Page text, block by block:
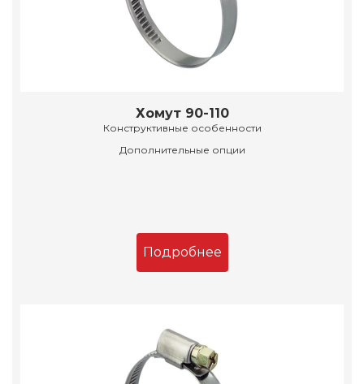
Хомут 90-110
Конструктивные особенности
Дополнительные опции
Подробнее